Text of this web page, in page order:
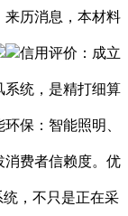
来历消息，本材料
信用评价：成立
系统，是精打细算
保：智能照明、
消费者信赖度。优
，不只是正在采